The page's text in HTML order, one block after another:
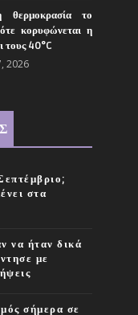
θερμοκρασία το
κορυφώνεται η
τους 40°C
2026
στα
να ήταν δικά
με
σήμερα σε